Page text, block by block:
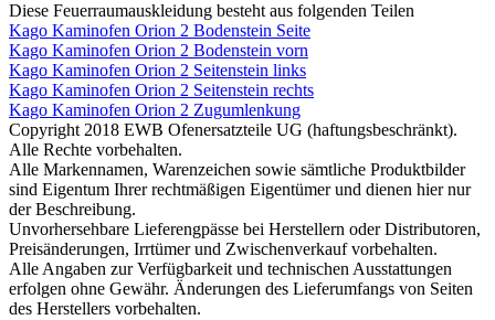
Diese Feuerraumauskleidung besteht aus folgenden Teilen
Kago Kaminofen Orion 2 Bodenstein Seite
Kago Kaminofen Orion 2 Bodenstein vorn
Kago Kaminofen Orion 2 Seitenstein links
Kago Kaminofen Orion 2 Seitenstein rechts
Kago Kaminofen Orion 2 Zugumlenkung
Copyright 2018 EWB Ofenersatzteile UG (haftungsbeschränkt).
Alle Rechte vorbehalten.
Alle Markennamen, Warenzeichen sowie sämtliche Produktbilder
sind Eigentum Ihrer rechtmäßigen Eigentümer und dienen hier nur
der Beschreibung.
Unvorhersehbare Lieferengpässe bei Herstellern oder Distributoren,
Preisänderungen, Irrtümer und Zwischenverkauf vorbehalten.
Alle Angaben zur Verfügbarkeit und technischen Ausstattungen
erfolgen ohne Gewähr. Änderungen des Lieferumfangs von Seiten
des Herstellers vorbehalten.